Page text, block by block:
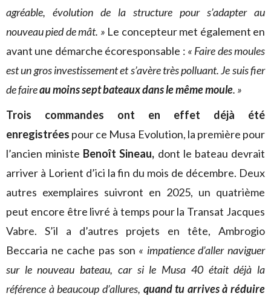
agréable, évolution de la structure pour s’adapter au
nouveau pied de mât. » Le concepteur met également en
avant une démarche écoresponsable : « Faire des moules
est un gros investissement et s’avère très polluant. Je suis fier
de faireau moins sept bateaux dans le même moule. »
Trois commandes ont en effet déjà été
enregistrées pour ce Musa Evolution, la première pour
l’ancien ministe Benoît Sineau, dont le bateau devrait
arriver à Lorient d’ici la fin du mois de décembre. Deux
autres exemplaires suivront en 2025, un quatrième
peut encore être livré à temps pour la Transat Jacques
Vabre. S’il a d’autres projets en tête, Ambrogio
Beccaria ne cache pas son « impatience d’aller naviguer
sur le nouveau bateau, car si le Musa 40 était déjà la
référence à beaucoup d’allures, quand tu arrives à réduire